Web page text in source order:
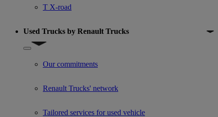
T X-road
Used Trucks by Renault Trucks
Show submenu for Used Trucks by Renault Trucks
Our commitments
Renault Trucks' network
Tailored services for used vehicle